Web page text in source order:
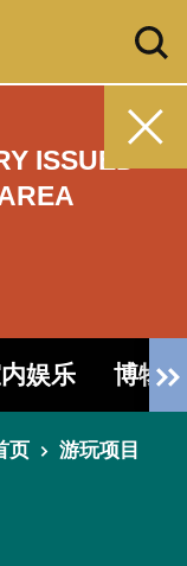
ISSUED
娱乐 博物
页 游玩项目